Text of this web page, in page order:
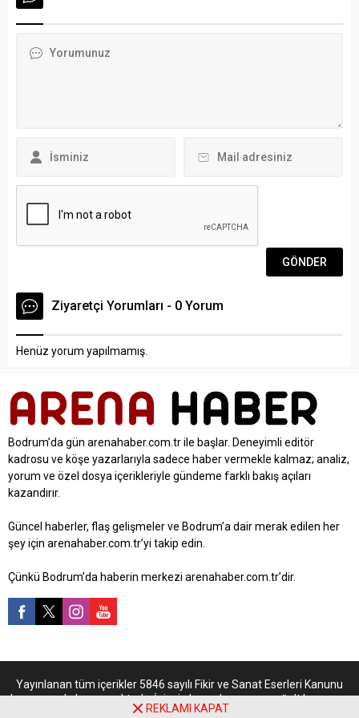
başkanlığında toplandı.
Ziyaretçi Yorumları - 0 Yorum
Henüz yorum yapılmamış.
Bodrum’da gün arenahaber.com.tr ile başlar. Deneyimli editör
kadrosu ve köşe yazarlarıyla sadece haber vermekle kalmaz; analiz,
yorum ve özel dosya içerikleriyle gündeme farklı bakış açıları
kazandırır.
Güncel haberler, flaş gelişmeler ve Bodrum’a dair merak edilen her
şey için arenahaber.com.tr’yi takip edin.
Çünkü Bodrum’da haberin merkezi arenahaber.com.tr’dir.
Yayınlanan tüm içerikler 5846 sayılı Fikir ve Sanat Eserleri Kanunu
kapsamında korunmaktadır. İzinsiz kopyalanamaz, çoğaltılamaz ve
kaynak gösterilmeden kullanılamaz. Sitede yer alan köşe yazıları ve
REKLAMI KAPAT